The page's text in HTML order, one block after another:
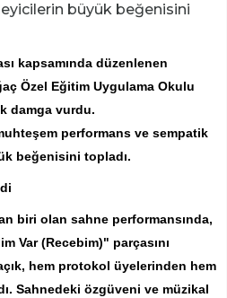
büyük beğenisini
kapsamında düzenlenen
Özel Eğitim Uygulama Okulu
damga vurdu.
performans ve sempatik
beğenisini topladı.
biri olan sahne performansında,
Var (Recebim)" parçasını
hem protokol üyelerinden hem
Sahnedeki özgüveni ve müzikal